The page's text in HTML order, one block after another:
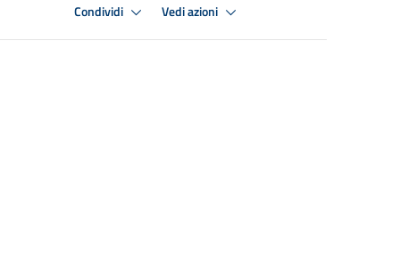
Condividi Vedi azioni